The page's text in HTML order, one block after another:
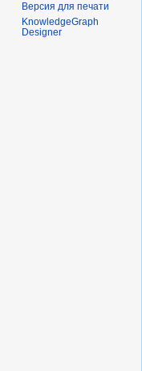
Версия для печати
KnowledgeGraph
Designer